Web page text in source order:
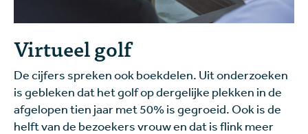
Virtueel golf
De cijfers spreken ook boekdelen. Uit onderzoeken
is gebleken dat het golf op dergelijke plekken in de
afgelopen tien jaar met 50% is gegroeid. Ook is de
helft van de bezoekers vrouw en dat is flink meer